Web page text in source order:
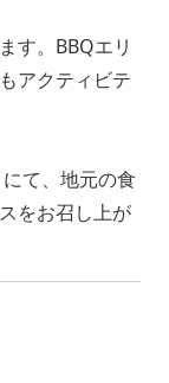
す。BBQエリ
アクティビテ
て、地元の食
をお召し上が